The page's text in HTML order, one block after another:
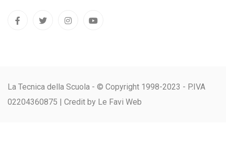
La Tecnica della Scuola - © Copyright 1998-2023 - P.IVA
02204360875 | Credit by Le Favi Web